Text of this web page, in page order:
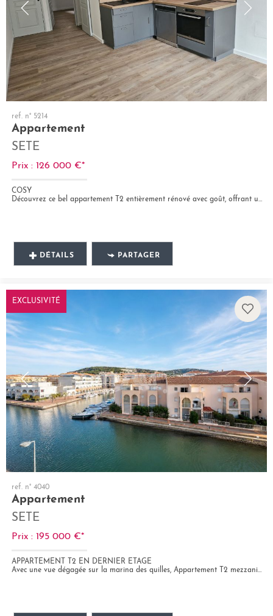
ref. n° 5214
Appartement
SETE
Prix : 126 000 €*
COSY
Découvrez ce bel appartement T2 entièrement rénové avec goût, offrant un cadre de vie agréable et fonctionnel. Il est...
DÉTAILS PARTAGER
EXCLUSIVITÉ
ref. n° 4040
Appartement
SETE
Prix : 195 000 €*
APPARTEMENT T2 EN DERNIER ETAGE
Avec une vue dégagée sur la marina des quilles, Appartement T2 mezzanine en dernier étage. Grande pièce à vivre avec...